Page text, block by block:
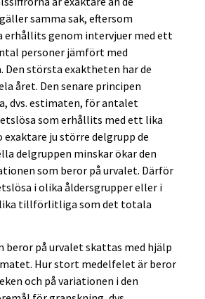
samma sak, eftersom
erhållits genom intervjuer med ett
personer jämfört med
Den största exaktheten har de
året. Den senare principen
dvs. estimaten, för antalet
som erhållits med ett lika
ju större delgrupp de
delgruppen minskar ökar den
som beror på urvalet. Därför
i olika åldersgrupper eller i
tillförlitliga som det totala
beror på urvalet skattas med hjälp
Hur stort medelfelet är beror
och på variationen i den